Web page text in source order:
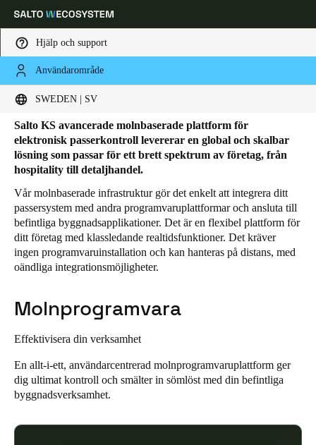
Hjälp och support
Användarområde
SWEDEN | SV
Ange plats och språkpreferens
Global Europe North America Caribbean -
Sweden Svenska
Germany
Deutsch
Ireland
English
HOME SOLUTIONS
Salto KS produkter
Salto KS avancerade molnbaserade plattform för
elektronisk passerkontroll levererar en global och skalbar
lösning som passar för ett brett spektrum av företag, från
hospitality till detaljhandel.
Vår molnbaserade infrastruktur gör det enkelt att integrera ditt
passersystem med andra programvaruplattformar och ansluta till
befintliga byggnadsapplikationer. Det är en flexibel plattform för
ditt företag med klassledande realtidsfunktioner. Det kräver
ingen programvaruinstallation och kan hanteras på distans, med
oändliga integrationsmöjligheter.
Molnprogramvara
Effektivisera din verksamhet
En allt-i-ett, användarcentrerad molnprogramvaruplattform ger
dig ultimat kontroll och smälter in sömlöst med din befintliga
byggnadsverksamhet.